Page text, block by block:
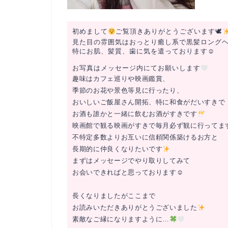
初めまして
ご覧頂きありがとうございます🕊
見た目の雰囲気はおっとり癒し系で黒髪ロング
特にお肌、髪質、歯に気を遣っております☺
お写真はメッセージ内にてお願いします
趣味はカフェ巡りや映画鑑賞、
季節のお花や景色等見に行ったり、
おいしいご飯屋さん開拓、特に和食がだいすきで
お酒も誰かと一緒に飲むお酒がすきです
映画館で観る映画がすきで毎月必ず観に行ってま
不特定多数よりお互いに信頼関係築けるお方と
長期的に仲良くなりたいです
まずはメッセージでやり取りしてみて
お会いできればと思っております☺
長くなりましたがここまで
お読みいただきありがとうございました
素敵なご縁になりますように…